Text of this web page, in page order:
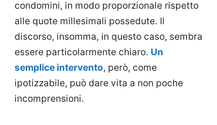
condomini, in modo proporzionale rispetto
alle quote millesimali possedute. Il
discorso, insomma, in questo caso, sembra
essere particolarmente chiaro. Un
semplice intervento, però, come
ipotizzabile, può dare vita a non poche
incomprensioni.